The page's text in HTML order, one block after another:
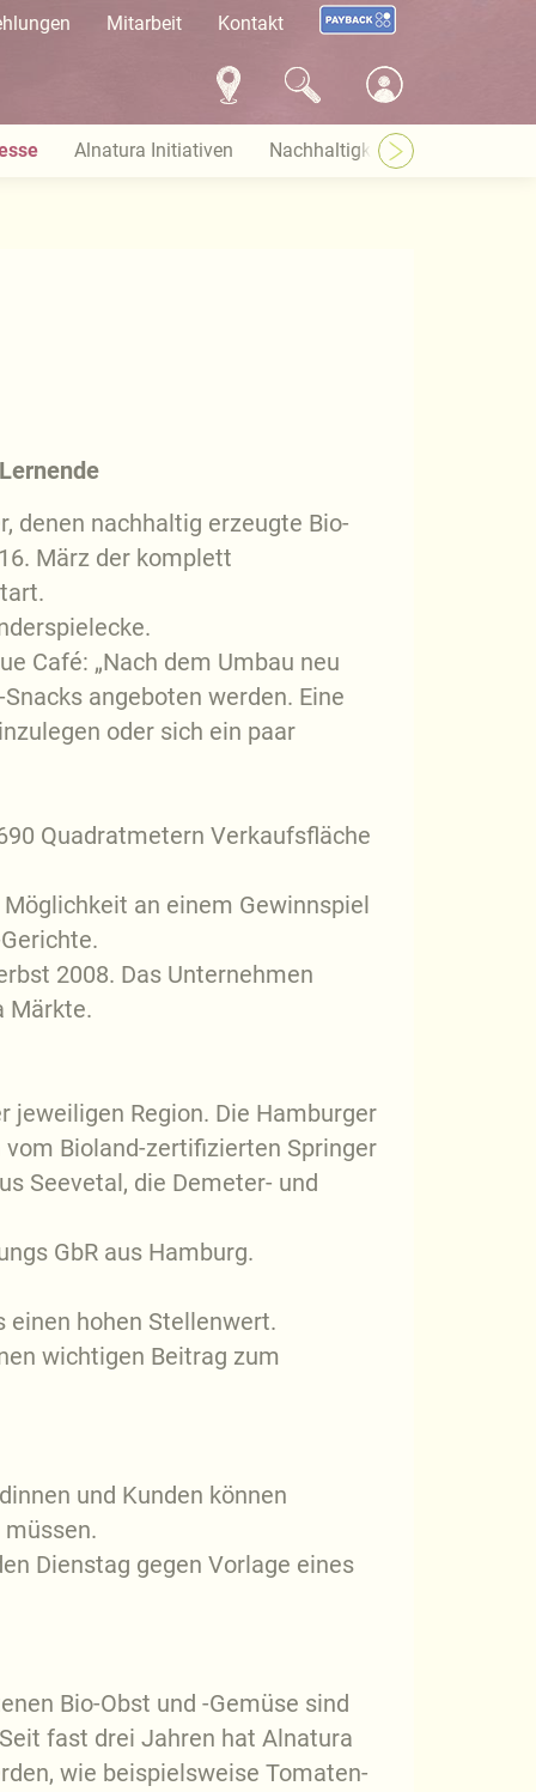
Mitarbeit Kontakt
Alnatura Initiativen Nachhaltigkeit bei Alnatura
denen nachhaltig erzeugte Bio-
März der komplett
Café: „Nach dem Umbau neu
angeboten werden. Eine
oder sich ein paar
Quadratmetern Verkaufsfläche
an einem Gewinnspiel
2008. Das Unternehmen
Märkte.
jeweiligen Region. Die Hamburger
Bioland-zertifizierten Springer
Seevetal, die Demeter- und
GbR aus Hamburg.
hohen Stellenwert.
wichtigen Beitrag zum
und Kunden können
Dienstag gegen Vorlage eines
Bio-Obst und -Gemüse sind
fast drei Jahren hat Alnatura
wie beispielsweise Tomaten-